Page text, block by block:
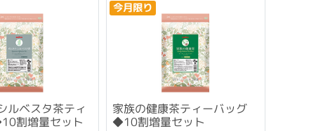
ルベスタ茶ティ
割増量セット
今月限り
家族の健康茶ティーバッグ
◆10割増量セット